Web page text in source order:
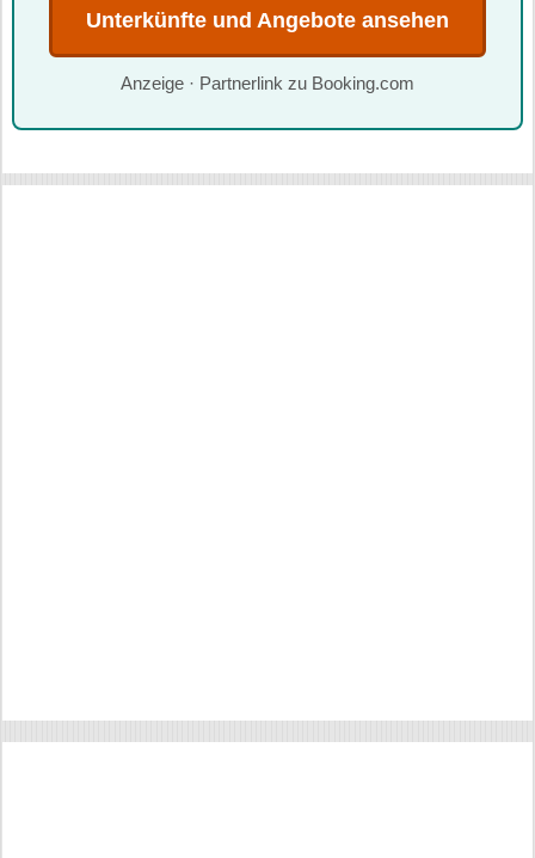
Unterkünfte und Angebote ansehen
Anzeige · Partnerlink zu Booking.com